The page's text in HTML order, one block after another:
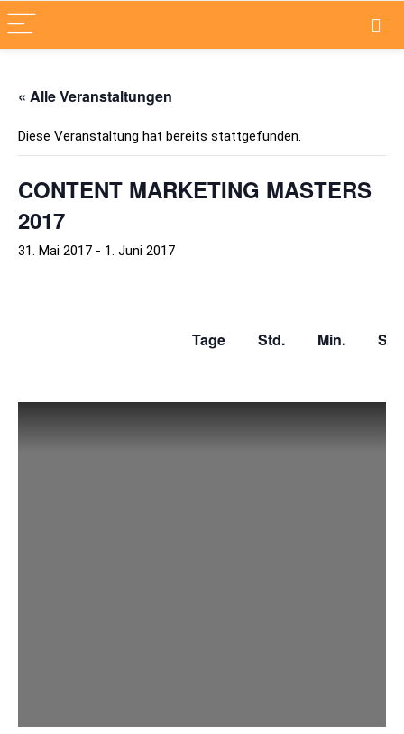
« Alle Veranstaltungen
Diese Veranstaltung hat bereits stattgefunden.
CONTENT MARKETING MASTERS
2017
31. Mai 2017 - 1. Juni 2017
Tage Std. Min.